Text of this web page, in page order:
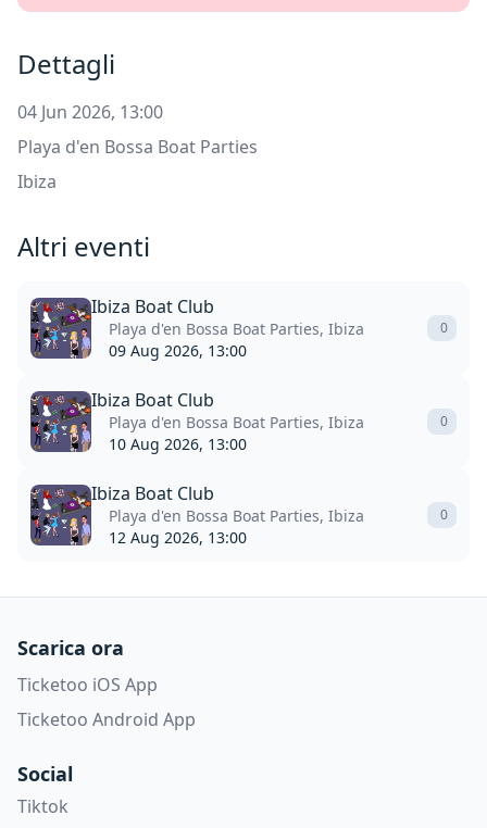
Dettagli
04 Jun 2026, 13:00
Playa d'en Bossa Boat Parties
Ibiza
Altri eventi
Ibiza Boat Club
Playa d'en Bossa Boat Parties, Ibiza
09 Aug 2026, 13:00
0
Ibiza Boat Club
Playa d'en Bossa Boat Parties, Ibiza
10 Aug 2026, 13:00
0
Ibiza Boat Club
Playa d'en Bossa Boat Parties, Ibiza
12 Aug 2026, 13:00
0
Scarica ora
Ticketoo iOS App
Ticketoo Android App
Social
Tiktok